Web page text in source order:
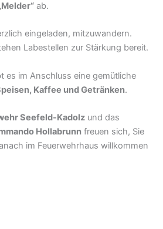
ab.
eingeladen, mitzuwandern.
Labestellen zur Stärkung bereit.
es im Anschluss eine gemütliche
Kaffee und Getränken.
Seefeld-Kadolz und das
Hollabrunn freuen sich, Sie
im Feuerwehrhaus willkommen